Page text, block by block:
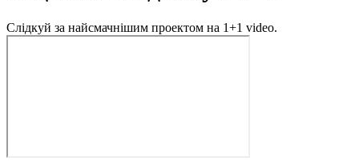
Слідкуй за найсмачнішим проектом на 1+1 video.